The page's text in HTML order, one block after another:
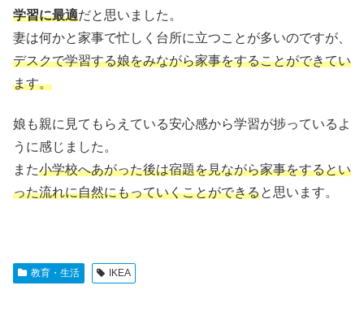
学習に最適だと思いました。
妻は何かと家事で忙しく台所に立つことが多いのですが、
デスクで学習する娘をみながら家事をすることができてい
ます。
娘も親に見てもらえている安心感から学習が捗っているよ
うに感じました。
また小学校へあがった後は宿題を見ながら家事をするとい
った流れに自然にもっていくことができると思います。
教育・生活 IKEA